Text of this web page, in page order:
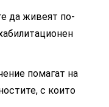
да живеят по-
помагат на
с които